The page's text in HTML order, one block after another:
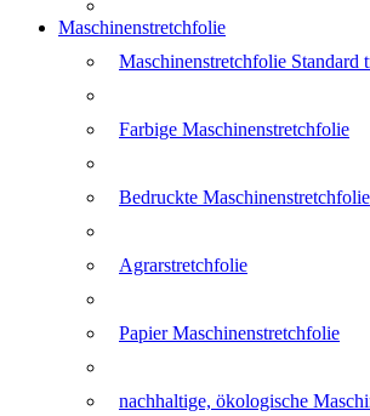
Maschinenstretchfolie
Maschinenstretchfolie Standard
Farbige Maschinenstretchfolie
Bedruckte Maschinenstretchfolie
Agrarstretchfolie
Papier Maschinenstretchfolie
nachhaltige, ökologische